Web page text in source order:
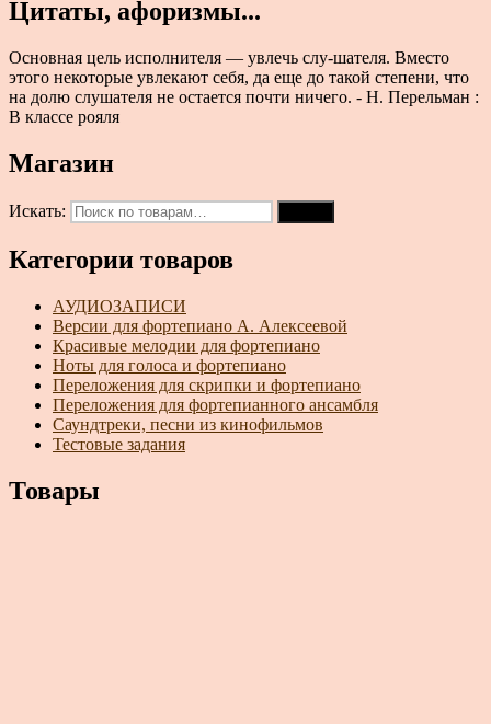
Цитаты, афоризмы...
Основная цель исполнителя — увлечь слу-шателя. Вместо
этого некоторые увлекают себя, да еще до такой степени, что
на долю слушателя не остается почти ничего. - Н. Перельман :
В классе рояля
Магазин
Искать:
Категории товаров
АУДИОЗАПИСИ
Версии для фортепиано А. Алексеевой
Красивые мелодии для фортепиано
Ноты для голоса и фортепиано
Переложения для скрипки и фортепиано
Переложения для фортепианного ансамбля
Саундтреки, песни из кинофильмов
Тестовые задания
Товары